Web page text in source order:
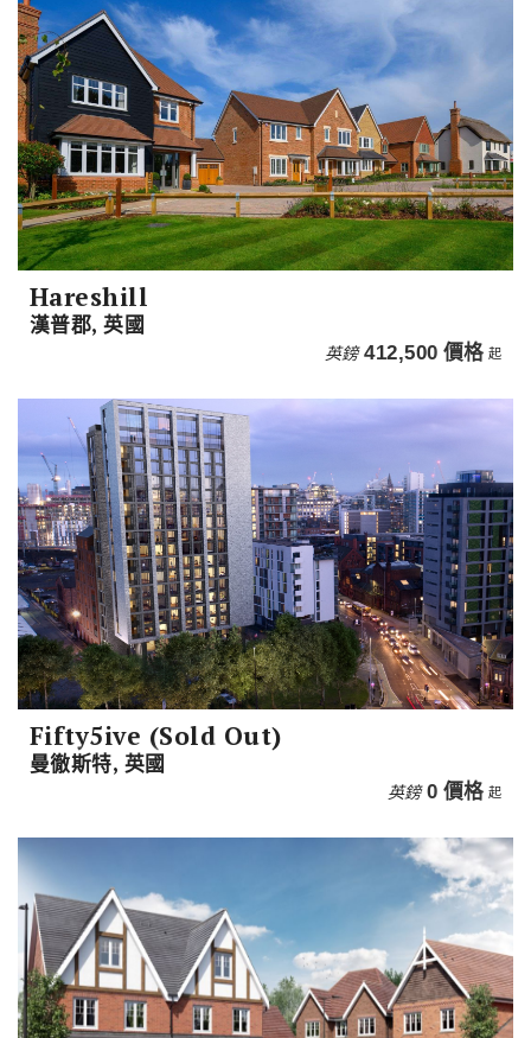
Hareshill
漢普郡, 英國
英鎊 412,500 價格 起
Fifty5ive (Sold Out)
曼徹斯特, 英國
英鎊 0 價格 起